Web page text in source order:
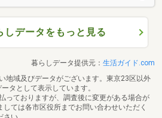
しデータをもっと見る
暮らしデータ提供元： 生活ガイド.com
地域及びデータがございます。東京23区以外
タとして表示しています。
っておりますが、調査後に変更がある場合が
ては各市区役所までお問い合わせいただく